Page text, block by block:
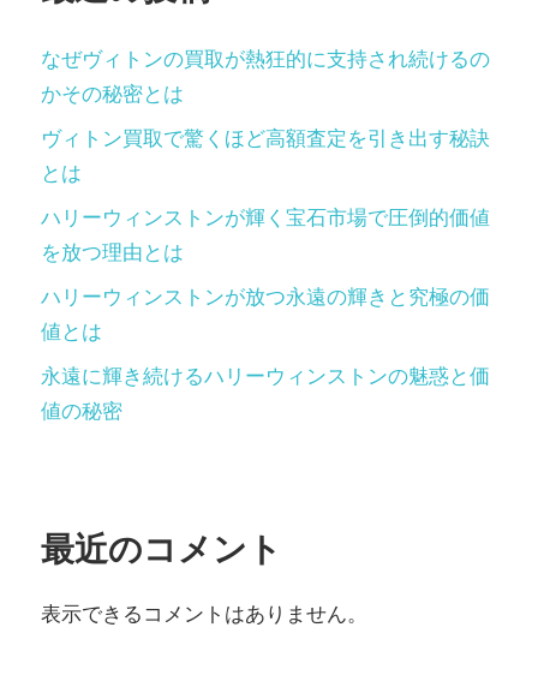
なぜヴィトンの買取が熱狂的に支持され続けるの
かその秘密とは
ヴィトン買取で驚くほど高額査定を引き出す秘訣
とは
ハリーウィンストンが輝く宝石市場で圧倒的価値
を放つ理由とは
ハリーウィンストンが放つ永遠の輝きと究極の価
値とは
永遠に輝き続けるハリーウィンストンの魅惑と価
値の秘密
最近のコメント
表示できるコメントはありません。